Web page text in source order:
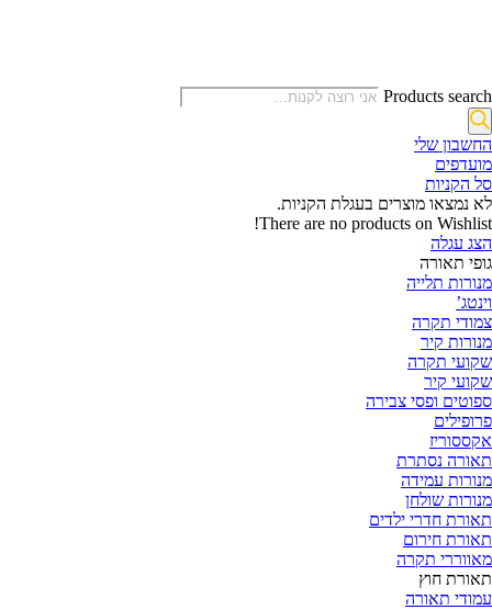
Products search
החשבון שלי‬
‫מועדפים‬‬
סל הקניות
לא נמצאו מוצרים בעגלת הקניות.
There are no products on Wishlist!
הצג עגלה
גופי תאורה
מנורות תלייה
וינטג’
צמודי תקרה
מנורות קיר
שקועי תקרה
שקועי קיר
ספוטים ופסי צבירה
פרופילים
אקססוריז
תאורה נסתרת
מנורות עמידה
מנורות שולחן
תאורת חדרי ילדים
תאורת חירום
מאווררי תקרה
תאורת חוץ
עמודי תאורה